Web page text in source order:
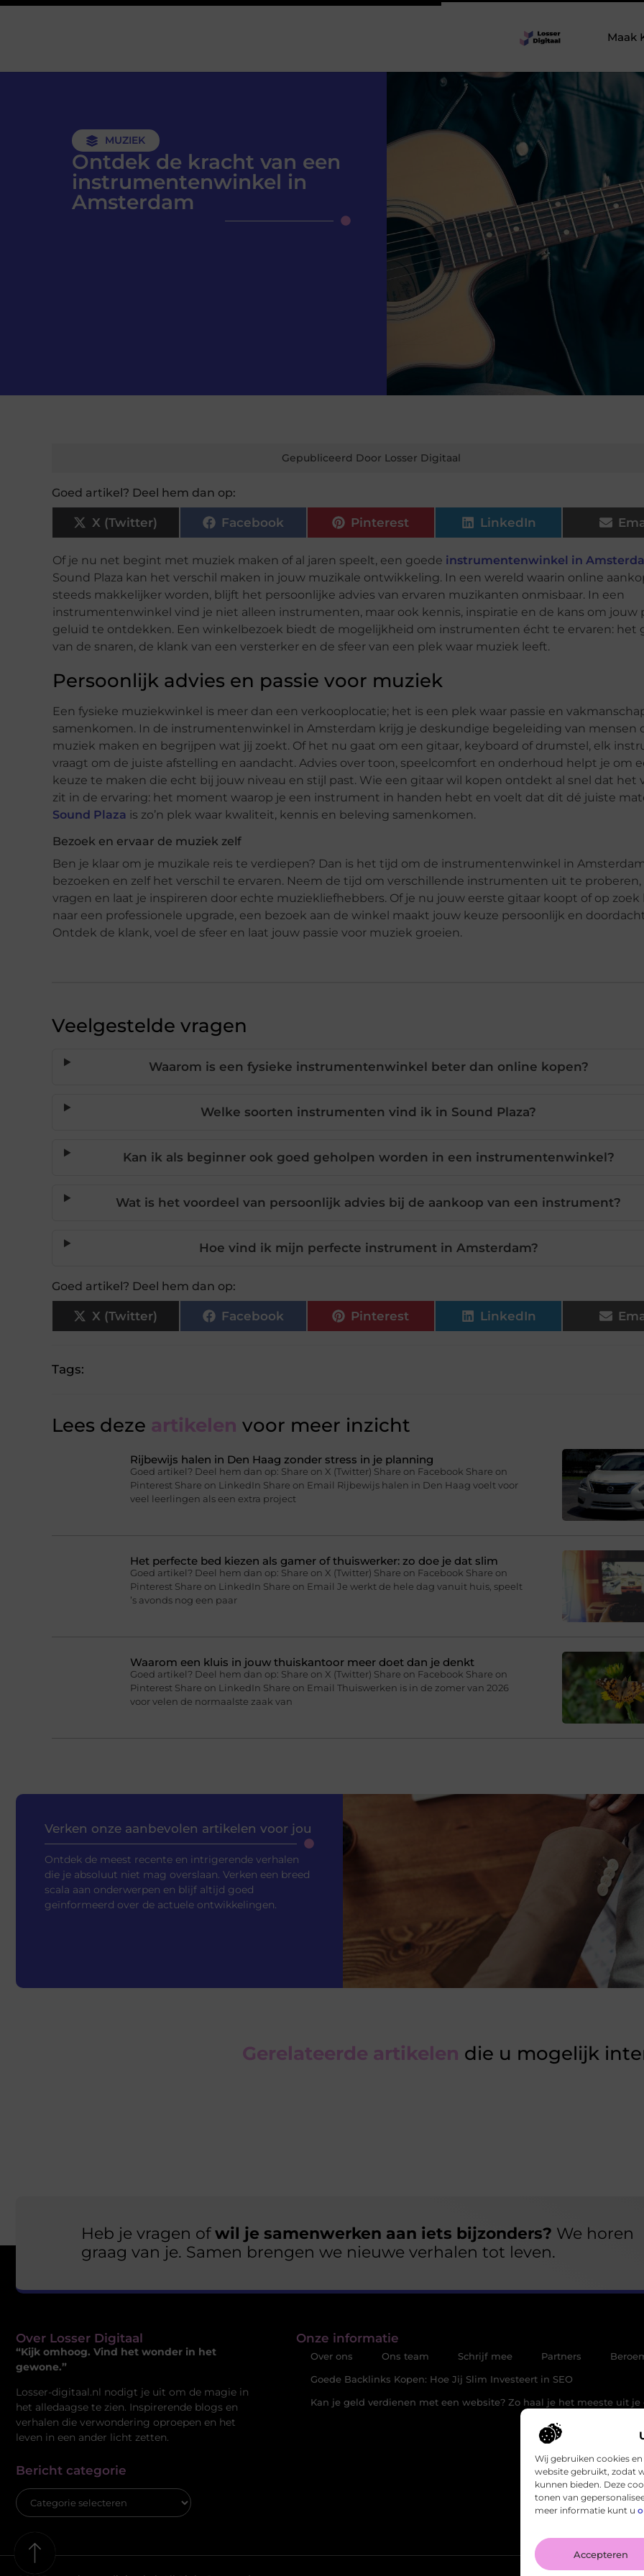
Wij gebruiken cookies
website gebruikt, zodat
kunnen bieden. Deze
tonen van
meer informatie kunt u
Accepteren
Maak
MUZIEK
Ontdek de kracht van een
instrumentenwinkel in
Amsterdam
Gepubliceerd Door Losser Digitaal
Goed artikel? Deel hem dan op:
X (Twitter) Facebook Pinterest LinkedIn
Of je nu net begint met muziek maken of al jaren speelt, een goede instrumentenwinkel in
Sound Plaza kan het verschil maken in jouw muzikale ontwikkeling. In een wereld waarin online
steeds makkelijker worden, blijft het persoonlijke advies van ervaren muzikanten onmisbaar. In een
instrumentenwinkel vind je niet alleen instrumenten, maar ook kennis, inspiratie en de kans om jouw
geluid te ontdekken. Een winkelbezoek biedt de mogelijkheid om instrumenten écht te ervaren: het
van de snaren, de klank van een versterker en de sfeer van een plek waar muziek leeft.
Persoonlijk advies en passie voor muziek
Een fysieke muziekwinkel is meer dan een verkooplocatie; het is een plek waar passie en
samenkomen. In de instrumentenwinkel in Amsterdam krijg je deskundige begeleiding van mensen
muziek maken en begrijpen wat jij zoekt. Of het nu gaat om een gitaar, keyboard of drumstel, elk
vraagt om de juiste afstelling en aandacht. Advies over toon, speelcomfort en onderhoud helpt je om
keuze te maken die echt bij jouw niveau en stijl past. Wie een gitaar wil kopen ontdekt al snel dat het
zit in de ervaring: het moment waarop je een instrument in handen hebt en voelt dat dit dé juiste
Sound Plaza is zo’n plek waar kwaliteit, kennis en beleving samenkomen.
Bezoek en ervaar de muziek zelf
Ben je klaar om je muzikale reis te verdiepen? Dan is het tijd om de instrumentenwinkel in
bezoeken en zelf het verschil te ervaren. Neem de tijd om verschillende instrumenten uit te proberen,
vragen en laat je inspireren door echte muziekliefhebbers. Of je nu jouw eerste gitaar koopt of op
naar een professionele upgrade, een bezoek aan de winkel maakt jouw keuze persoonlijk en
Ontdek de klank, voel de sfeer en laat jouw passie voor muziek groeien.
Veelgestelde vragen
Waarom is een fysieke instrumentenwinkel beter dan online kopen?
Welke soorten instrumenten vind ik in Sound Plaza?
Kan ik als beginner ook goed geholpen worden in een instrumentenwinkel?
Wat is het voordeel van persoonlijk advies bij de aankoop van een instrument?
Hoe vind ik mijn perfecte instrument in Amsterdam?
Goed artikel? Deel hem dan op:
X (Twitter) Facebook Pinterest LinkedIn
Tags:
Lees deze artikelen voor meer inzicht
Rijbewijs halen in Den Haag zonder stress in je planning
Goed artikel? Deel hem dan op: Share on X (Twitter) Share on Facebook Share on
Pinterest Share on LinkedIn Share on Email Rijbewijs halen in Den Haag voelt voor
veel leerlingen als een extra project
Het perfecte bed kiezen als gamer of thuiswerker: zo doe je dat slim
Goed artikel? Deel hem dan op: Share on X (Twitter) Share on Facebook Share on
Pinterest Share on LinkedIn Share on Email Je werkt de hele dag vanuit huis, speelt
’s avonds nog een paar
Waarom een kluis in jouw thuiskantoor meer doet dan je denkt
Goed artikel? Deel hem dan op: Share on X (Twitter) Share on Facebook Share on
Pinterest Share on LinkedIn Share on Email Thuiswerken is in de zomer van 2026
voor velen de normaalste zaak van
Verken onze aanbevolen artikelen voor jou
Ontdek de meest recente en intrigerende verhalen
die je absoluut niet mag overslaan. Verken een breed
scala aan onderwerpen en blijf altijd goed
geïnformeerd over de actuele ontwikkelingen.
Gerelateerde artikelen die u mogelijk
Heb je vragen ofwil je samenwerken aan iets bijzonders? We horen
graag van je. Samen brengen we nieuwe verhalen tot leven.
Over Losser Digitaal
“Kijk omhoog. Vind het wonder in het
gewone.”
Losser-digitaal.nl nodigt je uit om de magie in
het alledaagse te zien. Inspirerende blogs en
verhalen die verwondering oproepen en het
leven in een ander licht zetten.
Bericht categorie
Onze informatie
Over ons Ons team Schrijf mee Partners
Goede Backlinks Kopen: Hoe Jij Slim Investeert in SEO
Kan je geld verdienen met een website? Zo haal je het meeste uit